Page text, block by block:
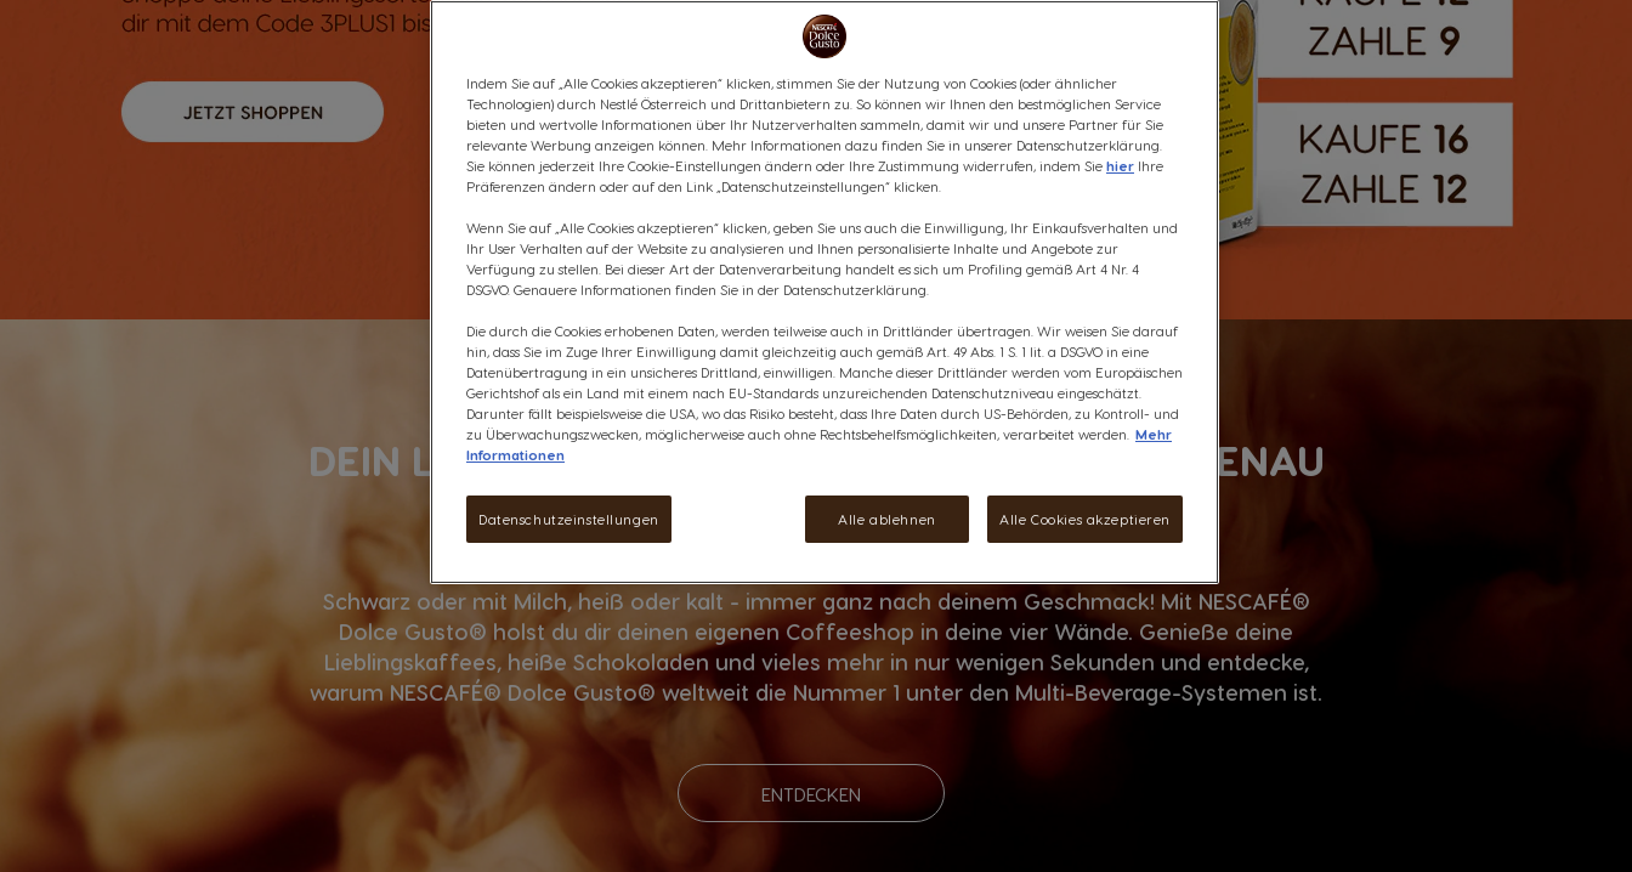
DEIN LIEBLINGSKAFFEE MIT DOLCE GUSTO - GENAU
SO, WIE DU IHN MAGST
Schwarz oder mit Milch, heiß oder kalt - immer ganz nach deinem Geschmack! Mit NESCAFÉ®
Dolce Gusto® holst du dir deinen eigenen Coffeeshop in deine vier Wände. Genieße deine
Lieblingskaffees, heiße Schokoladen und vieles mehr in nur wenigen Sekunden und entdecke,
warum NESCAFÉ® Dolce Gusto® weltweit die Nummer 1 unter den Multi-Beverage-Systemen ist.
ENTDECKEN
Indem Sie auf „Alle Cookies akzeptieren“ klicken, stimmen Sie der Nutzung von Cookies (oder ähnlicher
Technologien) durch Nestlé Österreich und Drittanbietern zu. So können wir Ihnen den bestmöglichen Service
bieten und wertvolle Informationen über Ihr Nutzerverhalten sammeln, damit wir und unsere Partner für Sie
relevante Werbung anzeigen können. Mehr Informationen dazu finden Sie in unserer Datenschutzerklärung.
Sie können jederzeit Ihre Cookie-Einstellungen ändern oder Ihre Zustimmung widerrufen, indem Sie hier Ihre
Präferenzen ändern oder auf den Link „Datenschutzeinstellungen“ klicken.
Wenn Sie auf „Alle Cookies akzeptieren“ klicken, geben Sie uns auch die Einwilligung, Ihr Einkaufsverhalten und
Ihr User Verhalten auf der Website zu analysieren und Ihnen personalisierte Inhalte und Angebote zur
Verfügung zu stellen. Bei dieser Art der Datenverarbeitung handelt es sich um Profiling gemäß Art 4 Nr. 4
DSGVO. Genauere Informationen finden Sie in der Datenschutzerklärung.
Die durch die Cookies erhobenen Daten, werden teilweise auch in Drittländer übertragen. Wir weisen Sie darauf
hin, dass Sie im Zuge Ihrer Einwilligung damit gleichzeitig auch gemäß Art. 49 Abs. 1 S. 1 lit. a DSGVO in eine
Datenübertragung in ein unsicheres Drittland, einwilligen. Manche dieser Drittländer werden vom Europäischen
Gerichtshof als ein Land mit einem nach EU-Standards unzureichenden Datenschutzniveau eingeschätzt.
Darunter fällt beispielsweise die USA, wo das Risiko besteht, dass Ihre Daten durch US-Behörden, zu Kontroll- und
zu Überwachungszwecken, möglicherweise auch ohne Rechtsbehelfsmöglichkeiten, verarbeitet werden.
Mehr
Informationen
Alle ablehnen Alle Cookies akzeptieren
Datenschutzeinstellungen